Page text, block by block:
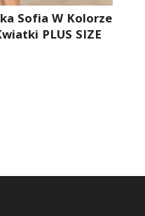
Sofia W Kolorze
PLUS SIZE